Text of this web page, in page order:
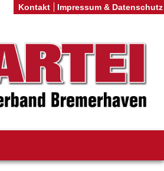
Kontakt Impressum & Datenschutz